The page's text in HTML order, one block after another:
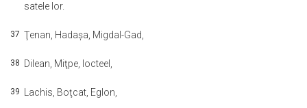
satele lor.
37 Ţenan, Hadaşa, Migdal-Gad,
38 Dilean, Miţpe, Iocteel,
39 Lachis, Boţcat, Eglon,